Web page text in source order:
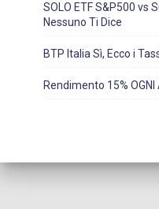
SOLO ETF S&P500 vs
Nessuno Ti Dice
BTP Italia Sì, Ecco i
Rendimento 15% OGNI